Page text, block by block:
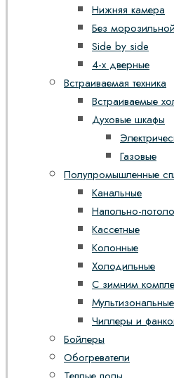
Нижняя камера
Без
Side by side
4-х дверные
Встраиваемая техника
Встраиваемые
Духовые шкафы
Газовые
Полупромышленные
Канальные
Напольно-
Кассетные
Колонные
Холодильные
С зимним
Чиллеры и
Бойлеры
Обогреватели